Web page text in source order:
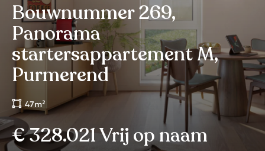
Bouwnummer 269,
Panorama
startersappartement M,
Purmerend
47m²
€ 328.021 Vrij op naam